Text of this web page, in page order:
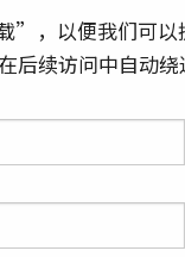
Spark系列
先进的面阵扫描相机，
率、高帧率和高图像质量
Fusion系列
多传感器多光谱面
于专业成像应用的独
可订制搭载有两个或三个
3-CMOS棱镜式RGB
”，以便我们可
后续访问中自动绕